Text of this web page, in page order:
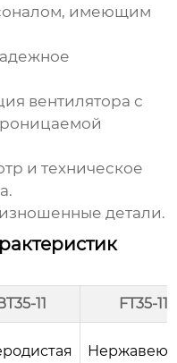
имеющим
вентилятора с
и техническое
детали.
11 FT35-11